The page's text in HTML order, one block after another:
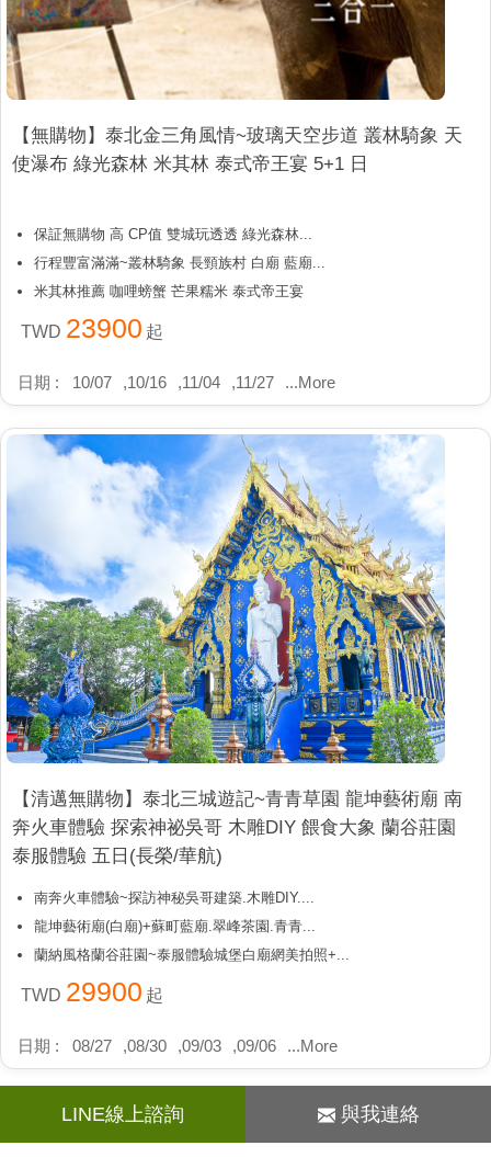
【無購物】泰北金三角風情~玻璃天空步道 叢林騎象 天
使瀑布 綠光森林 米其林 泰式帝王宴 5+1 日
保証無購物 高 CP值 雙城玩透透 綠光森林...
行程豐富滿滿~叢林騎象 長頸族村 白廟 藍廟...
米其林推薦 咖哩螃蟹 芒果糯米 泰式帝王宴
TWD 23900 起
日期 : 10/07 ,10/16 ,11/04 ,11/27 ...More
【清邁無購物】泰北三城遊記~青青草園 龍坤藝術廟 南
奔火車體驗 探索神祕吳哥 木雕DIY 餵食大象 蘭谷莊園
泰服體驗 五日(長榮/華航)
南奔火車體驗~探訪神秘吳哥建築.木雕DIY....
龍坤藝術廟(白廟)+蘇町藍廟.翠峰茶園.青青...
蘭納風格蘭谷莊園~泰服體驗城堡白廟網美拍照+...
TWD 29900 起
日期 : 08/27 ,08/30 ,09/03 ,09/06 ...More
LINE線上諮詢 與我連絡